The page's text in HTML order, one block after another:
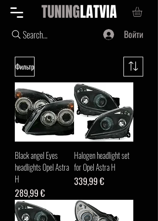
Search...
TUNINGLATVIA
Войти
Фильтр
Black angel Eyes
headlights Opel Astra
H
Цена
289,99 €
Halogen headlight set
for Opel Astra H
Цена
339,99 €